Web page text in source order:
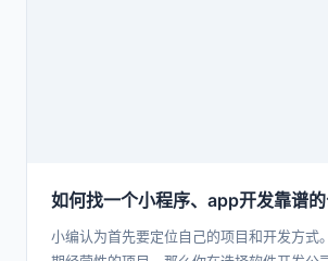
如何找一个小程序、app开发靠谱的
小编认为首先要定位自己的项目和开发方式